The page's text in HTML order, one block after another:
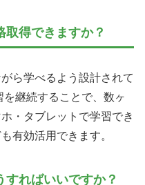
取得できますか？
ら学べるよう設計されて
継続することで、数ヶ
・タブレットで学習でき
有効活用できます。
ればいいですか？